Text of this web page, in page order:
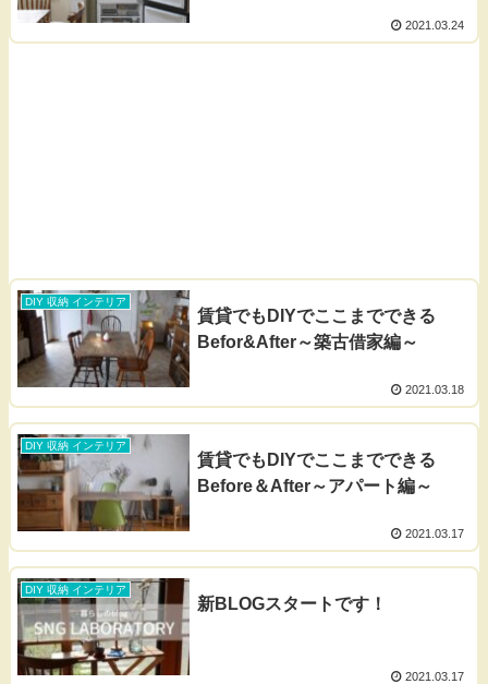
2021.03.24
DIY 収納 インテリア
賃貸でもDIYでここまでできる
Befor&After～築古借家編～
2021.03.18
DIY 収納 インテリア
賃貸でもDIYでここまでできる
Before＆After～アパート編～
2021.03.17
DIY 収納 インテリア
新BLOGスタートです！
2021.03.17